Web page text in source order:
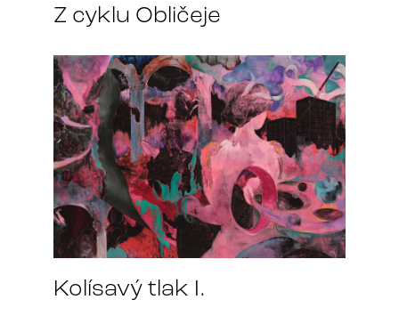
Z cyklu Obličeje
Kolísavý tlak I.